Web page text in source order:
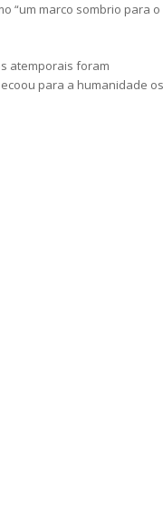
“um marco sombrio para o
atemporais foram
para a humanidade os